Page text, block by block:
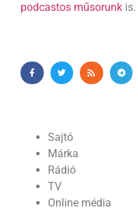
podcastos műsorunk is.
Sajtó
Márka
Rádió
TV
Online média